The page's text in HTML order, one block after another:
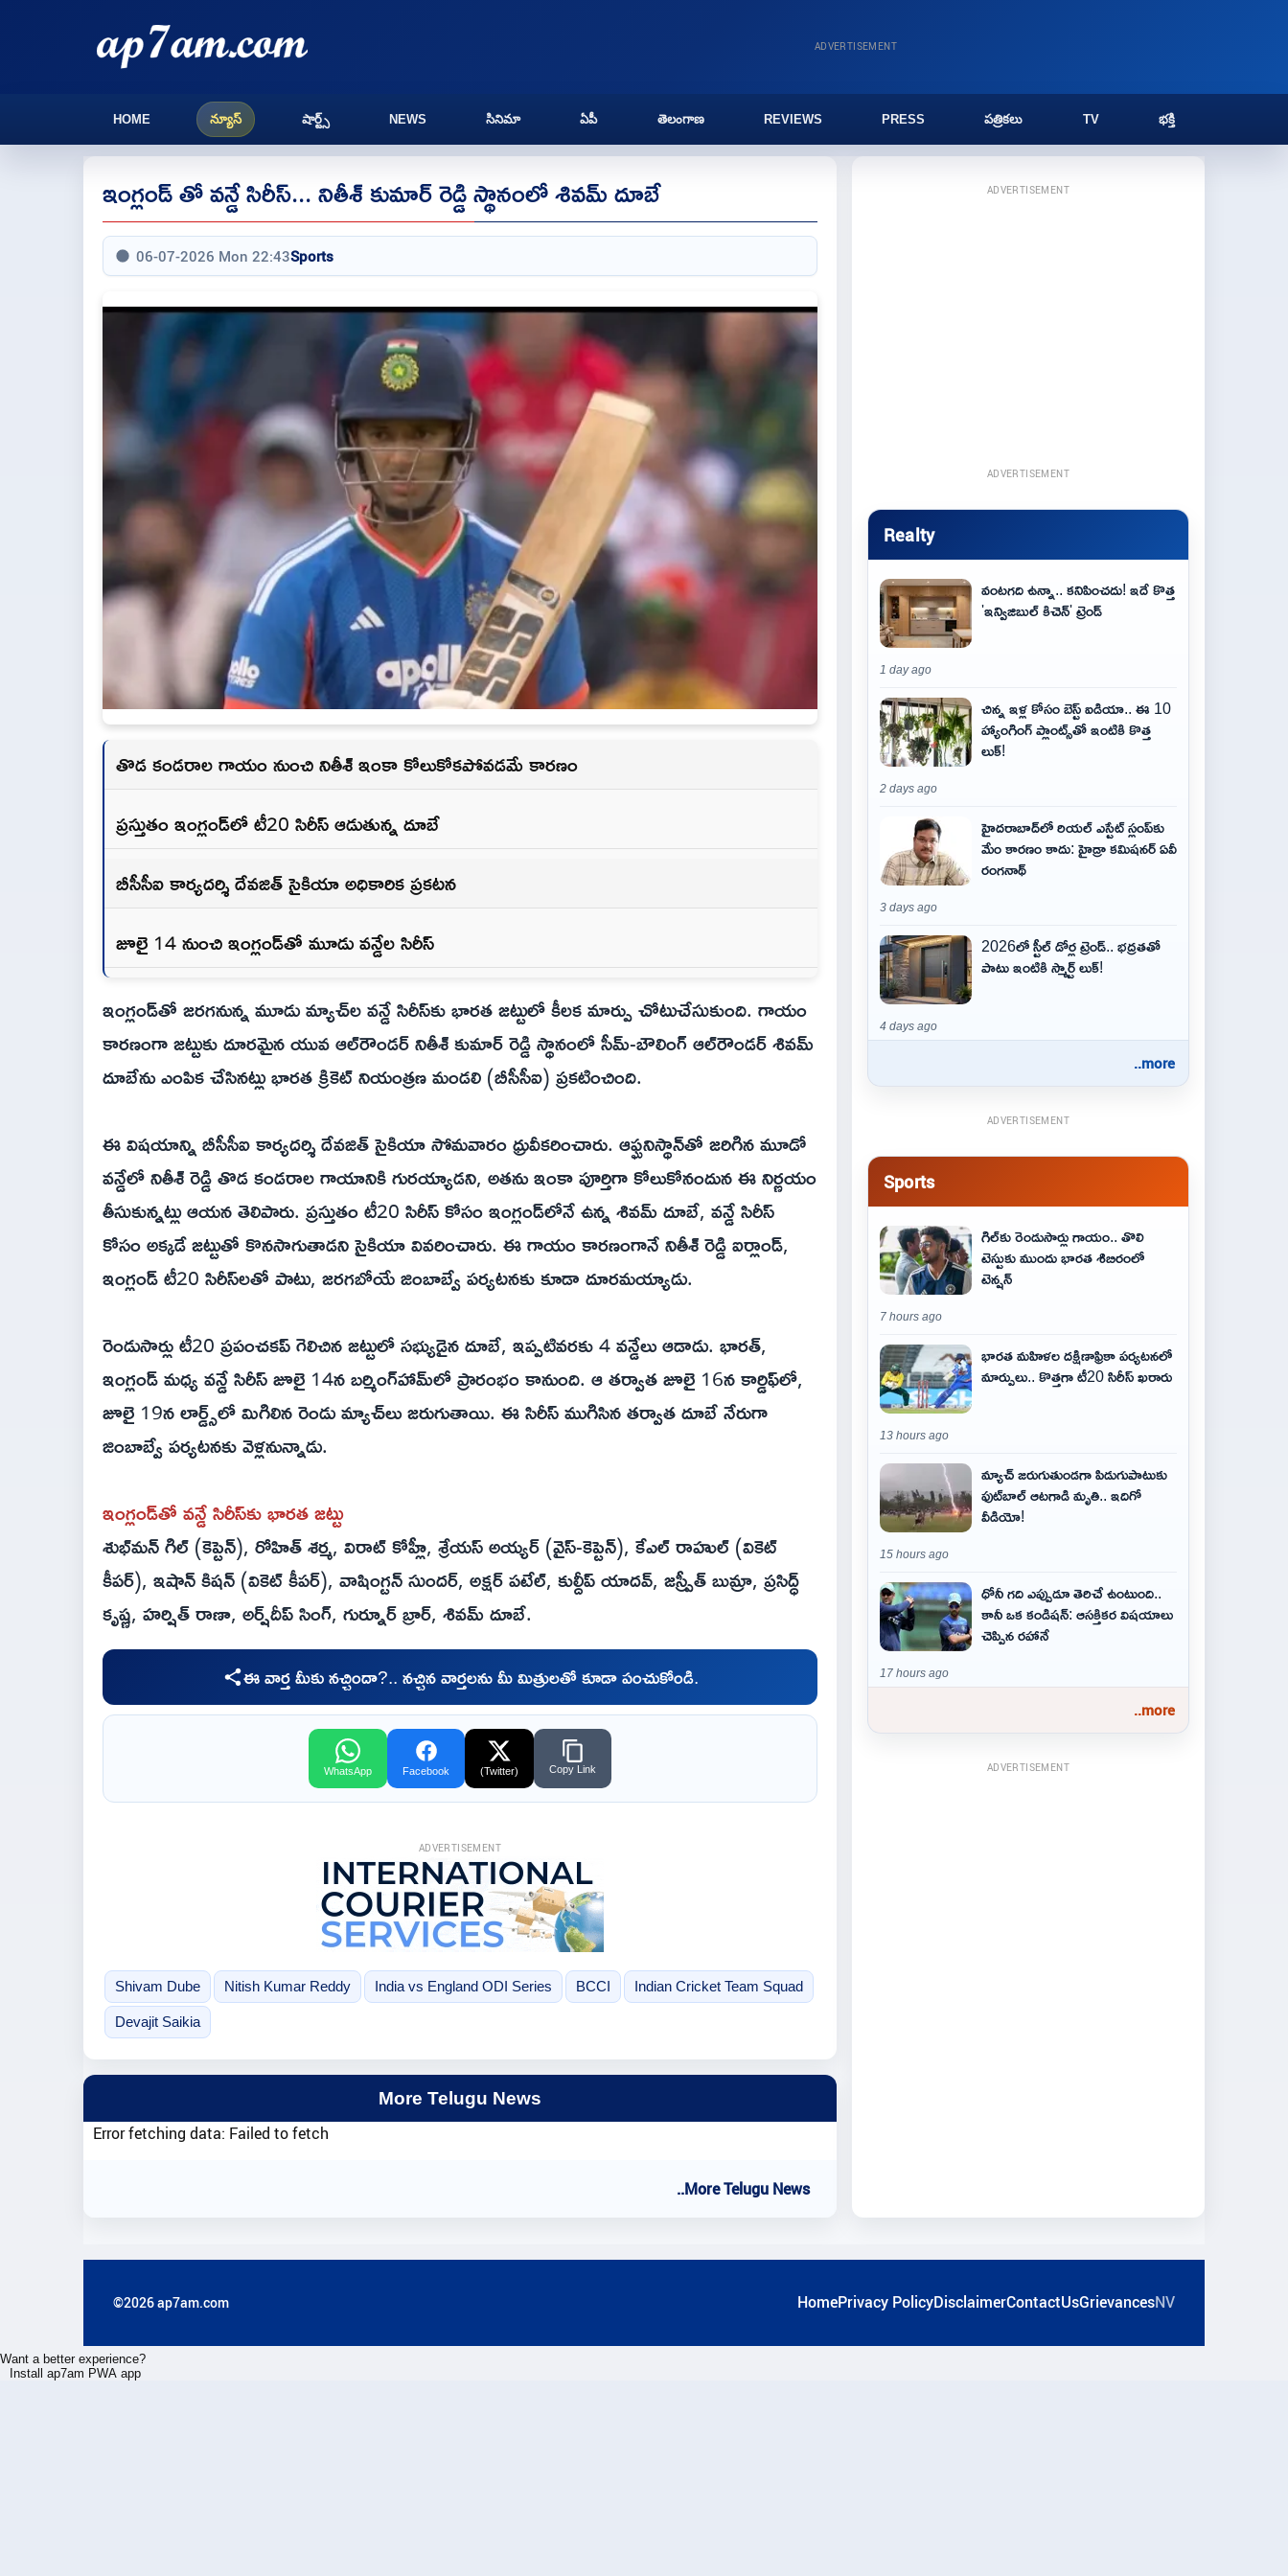
ADVERTISEMENT
HOME న్యూస్ షార్ట్స్ NEWS సినిమా ఏపీ తెలంగాణ REVIEWS PRESS పత్రికలు TV భక్తి
ఇంగ్లండ్ తో వన్డే సిరీస్... నితీశ్ కుమార్ రెడ్డి స్థానంలో శివమ్ దూబే
06-07-2026 Mon 22:43Sports
తొడ కండరాల గాయం నుంచి నితీశ్ ఇంకా కోలుకోకపోవడమే కారణం
ప్రస్తుతం ఇంగ్లండ్‌లో టీ20 సిరీస్ ఆడుతున్న దూబే
బీసీసీఐ కార్యదర్శి దేవజిత్ సైకియా అధికారిక ప్రకటన
జూలై 14 నుంచి ఇంగ్లండ్‌తో మూడు వన్డేల సిరీస్
ఇంగ్లండ్‌తో జరగనున్న మూడు మ్యాచ్‌ల వన్డే సిరీస్‌కు భారత జట్టులో కీలక మార్పు చోటుచేసుకుంది. గాయం
కారణంగా జట్టుకు దూరమైన యువ ఆల్‌రౌండర్ నితీశ్ కుమార్ రెడ్డి స్థానంలో సీమ్-బౌలింగ్ ఆల్‌రౌండర్ శివమ్
దూబేను ఎంపిక చేసినట్లు భారత క్రికెట్ నియంత్రణ మండలి (బీసీసీఐ) ప్రకటించింది.
ఈ విషయాన్ని బీసీసీఐ కార్యదర్శి దేవజిత్ సైకియా సోమవారం ధ్రువీకరించారు. ఆఫ్ఘనిస్థాన్‌తో జరిగిన మూడో
వన్డేలో నితీశ్‌ రెడ్డి తొడ కండరాల గాయానికి గురయ్యాడని, అతను ఇంకా పూర్తిగా కోలుకోనందున ఈ నిర్ణయం
తీసుకున్నట్లు ఆయన తెలిపారు. ప్రస్తుతం టీ20 సిరీస్ కోసం ఇంగ్లండ్‌లోనే ఉన్న శివమ్ దూబే, వన్డే సిరీస్
కోసం అక్కడే జట్టుతో కొనసాగుతాడని సైకియా వివరించారు. ఈ గాయం కారణంగానే నితీశ్ రెడ్డి ఐర్లాండ్,
ఇంగ్లండ్ టీ20 సిరీస్‌లతో పాటు, జరగబోయే జింబాబ్వే పర్యటనకు కూడా దూరమయ్యాడు.
రెండుసార్లు టీ20 ప్రపంచకప్ గెలిచిన జట్టులో సభ్యుడైన దూబే, ఇప్పటివరకు 4 వన్డేలు ఆడాడు. భారత్,
ఇంగ్లండ్ మధ్య వన్డే సిరీస్ జూలై 14న బర్మింగ్‌హామ్‌లో ప్రారంభం కానుంది. ఆ తర్వాత జూలై 16న కార్డిఫ్‌లో,
జూలై 19న లార్డ్స్‌లో మిగిలిన రెండు మ్యాచ్‌లు జరుగుతాయి. ఈ సిరీస్ ముగిసిన తర్వాత దూబే నేరుగా
జింబాబ్వే పర్యటనకు వెళ్లనున్నాడు.
ఇంగ్లండ్‌తో వన్డే సిరీస్‌కు భారత జట్టు
శుభ్‌మన్ గిల్ (కెప్టెన్), రోహిత్ శర్మ, విరాట్ కోహ్లీ, శ్రేయస్ అయ్యర్ (వైస్-కెప్టెన్), కేఎల్ రాహుల్ (వికెట్
కీపర్), ఇషాన్ కిషన్ (వికెట్ కీపర్), వాషింగ్టన్ సుందర్, అక్షర్ పటేల్, కుల్దీప్ యాదవ్, జస్ప్రీత్ బుమ్రా, ప్రసిద్ధ్
కృష్ణ, హర్షిత్ రాణా, అర్ష్‌దీప్ సింగ్, గుర్నూర్ బ్రార్, శివమ్ దూబే.
ఈ వార్త మీకు నచ్చిందా?.. నచ్చిన వార్తలను మీ మిత్రులతో కూడా పంచుకోండి.
WhatsApp Facebook (Twitter) Copy Link
ADVERTISEMENT
Shivam Dube Nitish Kumar Reddy India vs England ODI Series BCCI Indian Cricket Team Squad
Devajit Saikia
More Telugu News
Error fetching data: Failed to fetch
..More Telugu News
ADVERTISEMENT
ADVERTISEMENT
Realty
వంటగది ఉన్నా.. కనిపించదు! ఇదే కొత్త
'ఇన్విజిబుల్ కిచెన్' ట్రెండ్
1 day ago
చిన్న ఇళ్ల కోసం బెస్ట్ ఐడియా.. ఈ 10
హ్యాంగింగ్ ప్లాంట్స్‌తో ఇంటికి కొత్త
లుక్!
2 days ago
హైదరాబాద్‌లో రియల్ ఎస్టేట్ స్లంప్‌కు
మేం కారణం కాదు: హైడ్రా కమిషనర్ ఏవీ
రంగనాథ్
3 days ago
2026లో స్టీల్ డోర్ల ట్రెండ్.. భద్రతతో
పాటు ఇంటికి స్మార్ట్ లుక్!
4 days ago
..more
ADVERTISEMENT
Sports
గిల్‌కు రెండుసార్లు గాయం.. తొలి
టెస్టుకు ముందు భారత శిబిరంలో
టెన్షన్
7 hours ago
భారత మహిళల దక్షిణాఫ్రికా పర్యటనలో
మార్పులు.. కొత్తగా టీ20 సిరీస్ ఖరారు
13 hours ago
మ్యాచ్ జరుగుతుండగా పిడుగుపాటుకు
ఫుట్‌బాల్ ఆటగాడి మృతి.. ఇదిగో
వీడియో!
15 hours ago
ధోనీ గది ఎప్పుడూ తెరిచే ఉంటుంది..
కానీ ఒక కండిషన్: ఆసక్తికర విషయాలు
చెప్పిన రహానే
17 hours ago
..more
ADVERTISEMENT
©2026 ap7am.com HomePrivacy PolicyDisclaimerContactUsGrievancesNV
Want a better experience?
Install ap7am PWA app